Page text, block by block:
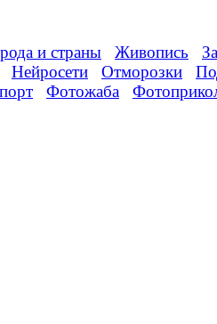
и страны Живопись
Нейросети Отморозки
Фотожаба